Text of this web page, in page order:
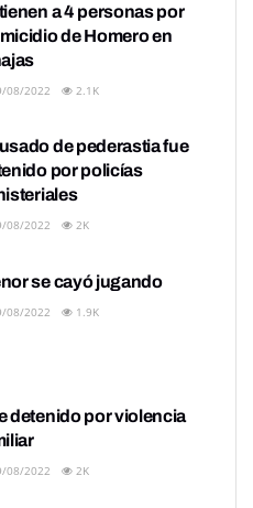
a 4 personas por
de Homero en
08/2022 2.1K
de pederastia fue
por policías
08/2022 2K
se cayó jugando
08/2022 1.9K
detenido por violencia
08/2022 2K